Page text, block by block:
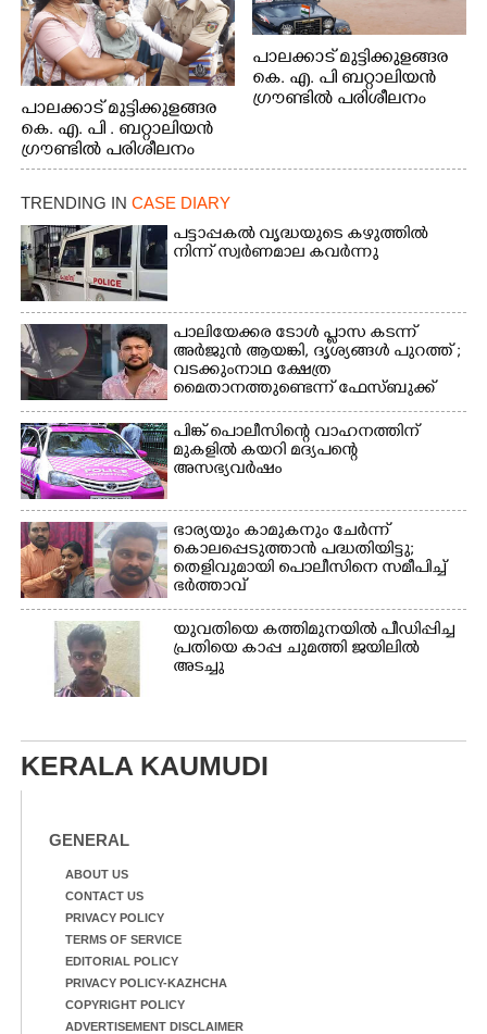
പാലക്കാട് മുട്ടിക്കുളങ്ങര
കെ. എ. പി . ബറ്റാലിയൻ
ഗ്രൗണ്ടിൽ പരിശീലനം
പാലക്കാട് മുട്ടിക്കുളങ്ങര
കെ. എ. പി ബറ്റാലിയൻ
ഗ്രൗണ്ടിൽ പരിശീലനം
TRENDING IN CASE DIARY
പട്ടാപ്പകൽ വൃദ്ധയുടെ കഴുത്തിൽ
നിന്ന് സ്വർണമാല കവർന്നു
പാലിയേക്കര ടോൾ പ്ലാസ കടന്ന്
അർജുൻ ആയങ്കി,​ ദൃശ്യങ്ങൾ പുറത്ത് ;
വടക്കുംനാഥ ക്ഷേത്ര
മൈതാനത്തുണ്ടെന്ന് ഫേസ്ബുക്ക്
പോസ്റ്റ്
പിങ്ക് പൊലീസിന്റെ വാഹനത്തിന്
മുകളിൽ കയറി മദ്യപന്റെ
അസഭ്യവ‌ർഷം
ഭാര്യയും കാമുകനും ചേർന്ന്
കൊലപ്പെടുത്താൻ പദ്ധതിയിട്ടു;
തെളിവുമായി പൊലീസിനെ സമീപിച്ച്
ഭർത്താവ്
യുവതിയെ കത്തിമുനയിൽ പീഡിപ്പിച്ച
പ്രതിയെ കാപ്പ ചുമത്തി ജയിലിൽ
അടച്ചു
KERALA KAUMUDI
GENERAL
ABOUT US
CONTACT US
PRIVACY POLICY
TERMS OF SERVICE
EDITORIAL POLICY
PRIVACY POLICY-KAZHCHA
COPYRIGHT POLICY
ADVERTISEMENT DISCLAIMER